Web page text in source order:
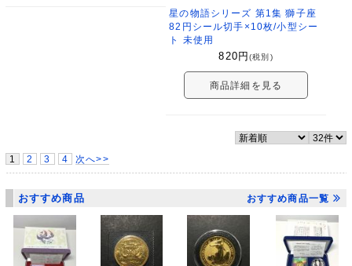
星の物語シリーズ 第1集 獅子座
82円シール切手×10枚/小型シー
ト 未使用
820 円(税別)
商品詳細を見る
1 2 3 4 次へ>>
おすすめ商品 おすすめ商品一覧